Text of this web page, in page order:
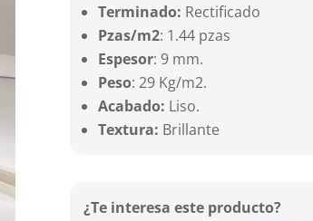
Terminado: Rectificado
Pzas/m2: 1.44 pzas
Espesor: 9 mm.
Peso: 29 Kg/m2.
Acabado: Liso.
Textura: Brillante
¿Te interesa este producto?